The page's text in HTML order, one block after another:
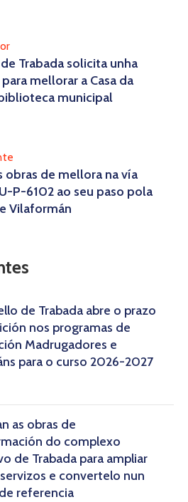
Trabada solicita unha
mellorar a Casa da
municipal
obras de mellora na vía
P-6102 ao seu paso pola
Vilaformán
de Trabada abre o prazo
nos programas de
Madrugadores e
para o curso 2026-2027
as obras de
do complexo
de Trabada para ampliar
e convertelo nun
referencia